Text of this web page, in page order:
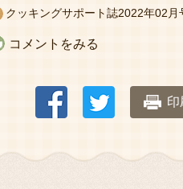
クッキングサポート誌2022年02月
コメントをみる
印